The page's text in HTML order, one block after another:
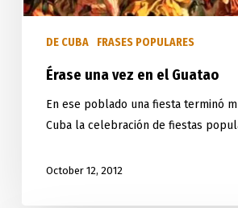
DE CUBA FRASES POPULARES
Érase una vez en el Guatao
En ese poblado una fiesta terminó
Cuba la celebración de fiestas
October 12, 2012